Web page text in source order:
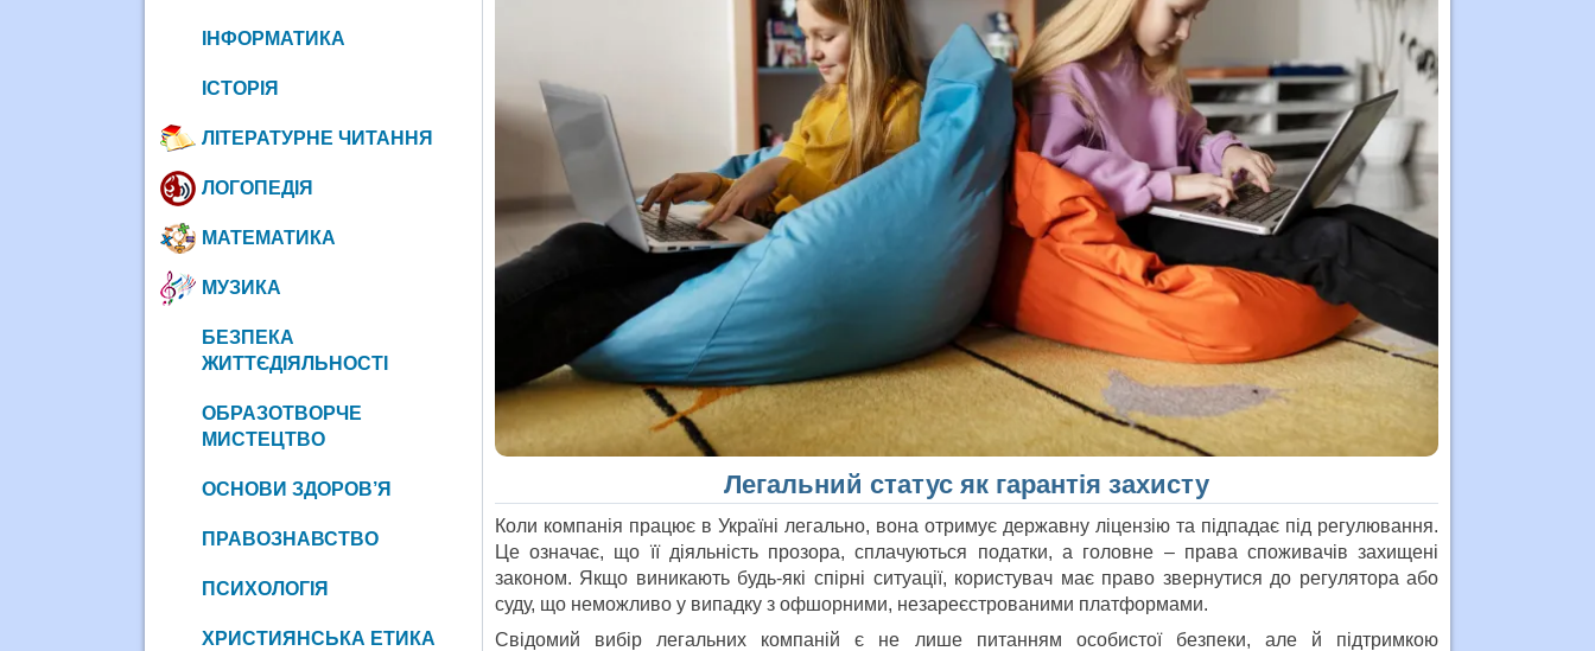
Легальний статус як гарантія захисту
Коли компанія працює в Україні легально, вона отримує державну ліцензію та підпадає під регулювання.
Це означає, що її діяльність прозора, сплачуються податки, а головне – права споживачів захищені
законом. Якщо виникають будь-які спірні ситуації, користувач має право звернутися до регулятора або
суду, що неможливо у випадку з офшорними, незареєстрованими платформами.
Свідомий вибір легальних компаній є не лише питанням особистої безпеки, але й підтримкою
ІНФОРМАТИКА
ІСТОРІЯ
ЛІТЕРАТУРНЕ ЧИТАННЯ
ЛОГОПЕДІЯ
МАТЕМАТИКА
МУЗИКА
БЕЗПЕКА
ЖИТТЄДІЯЛЬНОСТІ
ОБРАЗОТВОРЧЕ
МИСТЕЦТВО
ОСНОВИ ЗДОРОВ’Я
ПРАВОЗНАВСТВО
ПСИХОЛОГІЯ
ХРИСТИЯНСЬКА ЕТИКА